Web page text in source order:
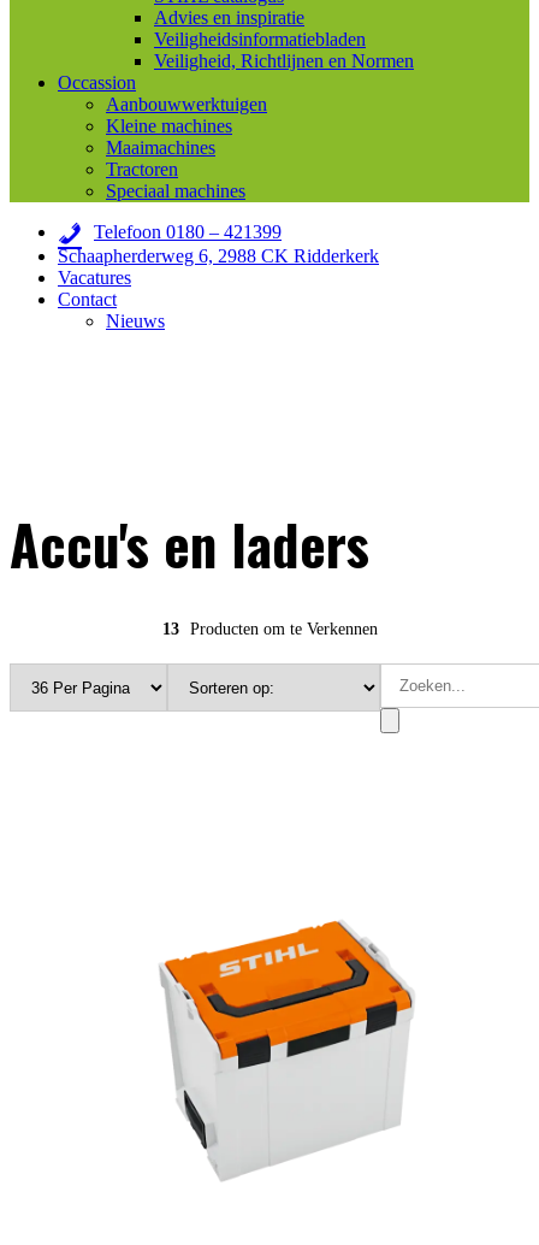
Advies en inspiratie
Veiligheidsinformatiebladen
Veiligheid, Richtlijnen en Normen
Occassion
Aanbouwwerktuigen
Kleine machines
Maaimachines
Tractoren
Speciaal machines
Telefoon 0180 – 421399
Schaapherderweg 6, 2988 CK Ridderkerk
Vacatures
Contact
Nieuws
Accu's en laders
13 Producten om te Verkennen